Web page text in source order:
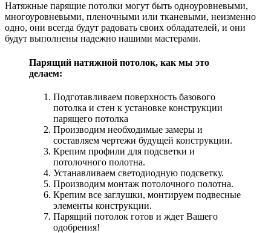
Натяжные парящие потолки могут быть одноуровневыми,
многоуровневыми, пленочными или тканевыми, неизменно
одно, они всегда будут радовать своих обладателей, и они
будут выполнены надежно нашими мастерами.
Парящий натяжной потолок, как мы это
делаем:
Подготавливаем поверхность базового
потолка и стен к установке конструкции
парящего потолка
Производим необходимые замеры и
составляем чертежи будущей конструкции.
Крепим профили для подсветки и
потолочного полотна.
Устанавливаем светодиодную подсветку.
Производим монтаж потолочного полотна.
Крепим все заглушки, монтируем подвесные
элементы конструкции.
Парящий потолок готов и ждет Вашего
одобрения!